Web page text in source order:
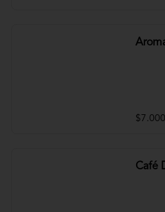
$7.000
Café